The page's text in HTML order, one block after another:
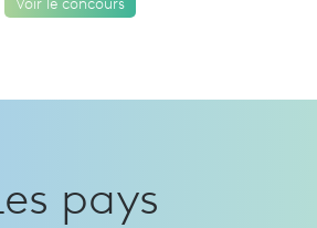
Voir le concours
pays